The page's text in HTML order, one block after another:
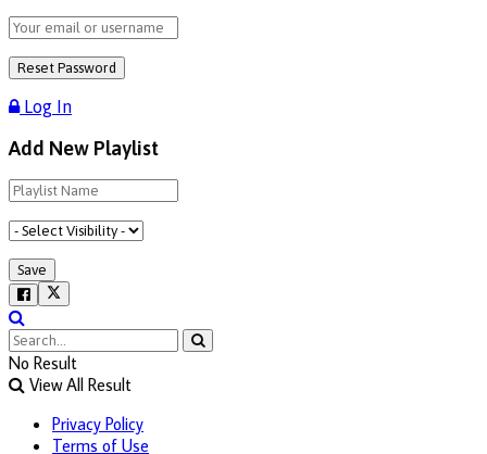
Log In
Add New Playlist
No Result
View All Result
Privacy Policy
Terms of Use